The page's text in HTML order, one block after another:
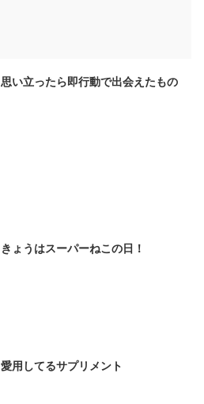
思い立ったら即行動で出会えたもの
きょうはスーパーねこの日！
愛用してるサプリメント